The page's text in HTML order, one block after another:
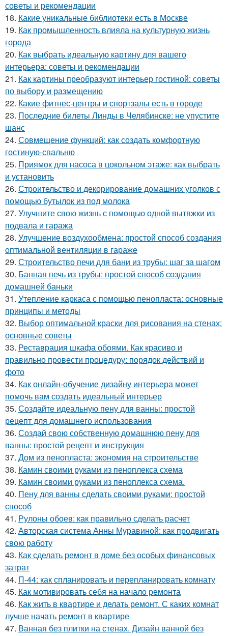
советы и рекомендации
18. Какие уникальные библиотеки есть в Москве
19. Как промышленность влияла на культурную жизнь
города
20. Как выбрать идеальную картину для вашего
интерьера: советы и рекомендации
21. Как картины преобразуют интерьер гостиной: советы
по выбору и размещению
22. Какие фитнес-центры и спортзалы есть в городе
23. Последние билеты Линды в Челябинске: не упустите
шанс
24. Совмещение функций: как создать комфортную
гостиную-спальню
25. Приямок для насоса в цокольном этаже: как выбрать
и установить
26. Строительство и декорирование домашних уголков с
помощью бутылок из под молока
27. Улучшите свою жизнь с помощью одной вытяжки из
подвала и гаража
28. Улучшение воздухообмена: простой способ создания
оптимальной вентиляции в гараже
29. Строительство печи для бани из трубы: шаг за шагом
30. Банная печь из трубы: простой способ создания
домашней баньки
31. Утепление каркаса с помощью пенопласта: основные
принципы и методы
32. Выбор оптимальной краски для рисования на стенах:
основные советы
33. Реставрация шкафа обоями. Как красиво и
правильно провести процедуру: порядок действий и
фото
34. Как онлайн-обучение дизайну интерьера может
помочь вам создать идеальный интерьер
35. Создайте идеальную пену для ванны: простой
рецепт для домашнего использования
36. Создай свою собственную домашнюю пену для
ванны: простой рецепт и инструкция
37. Дом из пенопласта: экономия на строительстве
38. Камин своими руками из пеноплекса схема
39. Камин своими руками из пеноплекса схема.
40. Пену для ванны сделать своими руками: простой
способ
41. Рулоны обоев: как правильно сделать расчет
42. Авторская система Анны Муравиной: как продвигать
свою работу
43. Как сделать ремонт в доме без особых финансовых
затрат
44. П-44: как спланировать и перепланировать комнату
45. Как мотивировать себя на начало ремонта
46. Как жить в квартире и делать ремонт. С каких комнат
лучше начать ремонт в квартире
47. Ванная без плитки на стенах. Дизайн ванной без